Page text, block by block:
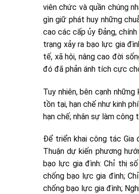
viên chức và quần chúng
gìn giữ phát huy những
cao các cấp ủy Đảng,
trạng xảy ra bạo lực gia
tế, xã hội, nâng cao đời
đó đã phản ánh tích cực
Tuy nhiên, bên cạnh
tồn tại, hạn chế như kinh
hạn chế; nhân sự làm công
Để triển khai công tác Gia
Thuận dự kiến phương
bạo lực gia đình: Chỉ thị
chống bạo lực gia đình;
chống bạo lực gia đình;